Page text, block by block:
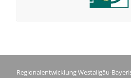
Regionalentwicklung Westallgäu-